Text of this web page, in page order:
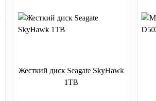
Жесткий диск Seagate SkyHawk
1TB